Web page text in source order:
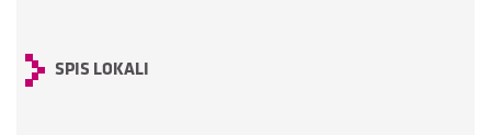
SPIS LOKALI